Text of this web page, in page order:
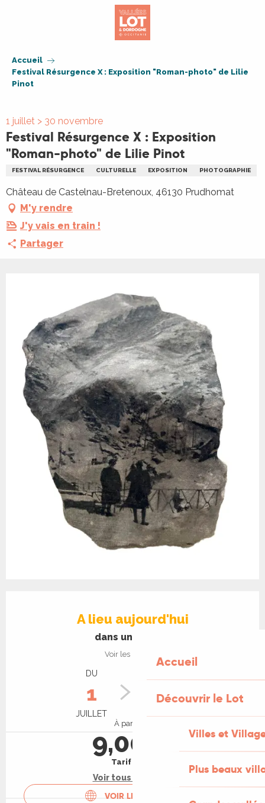
Accueil
Découvrir le Lot
Villes et
Plus beaux
Accueil
Festival Résurgence X : Exposition "Roman-photo" de Lilie
Pinot
1 juillet > 30 novembre
Festival Résurgence X : Exposition
"Roman-photo" de Lilie Pinot
FESTIVAL RÉSURGENCE CULTURELLE EXPOSITION PHOTOGRAPHIE
Château de Castelnau-Bretenoux, 46130 Prudhomat
M'y rendre
J'y vais en train !
Partager
A lieu aujourd'hui
dans une heure
Voir les horaires
DU
1
JUILLET
30
À partir de
9,00 €
Tarif plein
Voir tous les tarifs
VOIR LES SITES WEB